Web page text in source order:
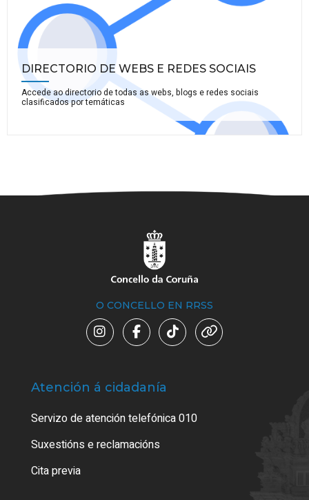
DIRECTORIO DE WEBS E REDES SOCIAIS
Accede ao directorio de todas as webs, blogs e redes sociais
clasificados por temáticas
O CONCELLO EN RRSS
Atención á cidadanía
Servizo de atención telefónica 010
Suxestións e reclamacións
Cita previa